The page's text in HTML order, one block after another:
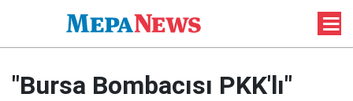
"Bursa Bombacısı PKK'lı"